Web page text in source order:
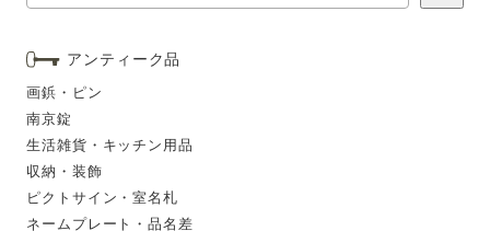
アンティーク品
画鋲・ピン
南京錠
生活雑貨・キッチン用品
収納・装飾
ピクトサイン・室名札
ネームプレート・品名差